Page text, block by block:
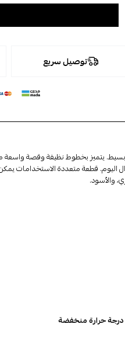
توصيل سريع
يتميز بخطوط نظيفة وقصة
قطعة متعددة الاستخدامات
والأسود.
درجة حرارة منخفضة